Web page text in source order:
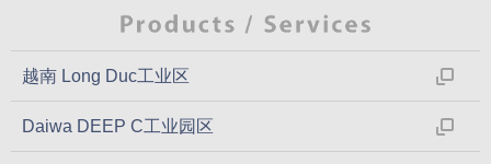
越南 Long Duc工业区
Daiwa DEEP C工业园区